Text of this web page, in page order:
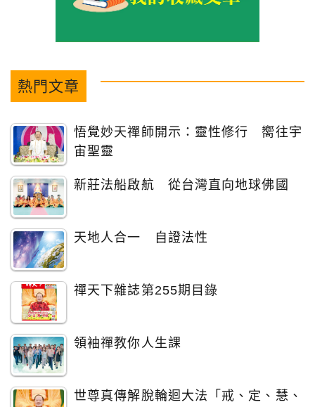
熱門文章
悟覺妙天禪師開示：靈性修行 嚮往宇
宙聖靈
新莊法船啟航 從台灣直向地球佛國
天地人合一 自證法性
禪天下雜誌第255期目錄
領袖禪教你人生課
世尊真傳解脫輪迴大法「戒、定、慧、